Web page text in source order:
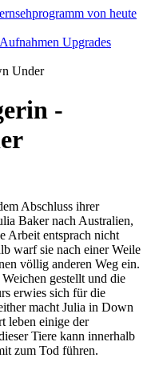
Aufnahmen Upgrades
-
Abschluss ihrer
Baker nach Australien,
Arbeit entsprach nicht
warf sie nach einer Weile
völlig anderen Weg ein.
gestellt und die
erwies sich für die
macht Julia in Down
leben einige der
Tiere kann innerhalb
zum Tod führen.